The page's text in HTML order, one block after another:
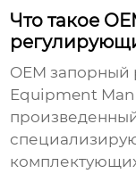
Что такое
OEM
Equipment